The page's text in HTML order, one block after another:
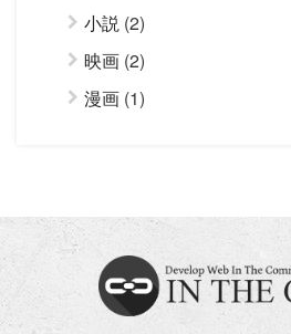
小説 (2)
映画 (2)
漫画 (1)